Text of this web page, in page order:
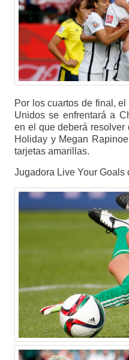
Por los cuartos de final,
Unidos se enfrentará a
en el que deberá resolver
Holiday y Megan
tarjetas amarillas.
Jugadora Live Your